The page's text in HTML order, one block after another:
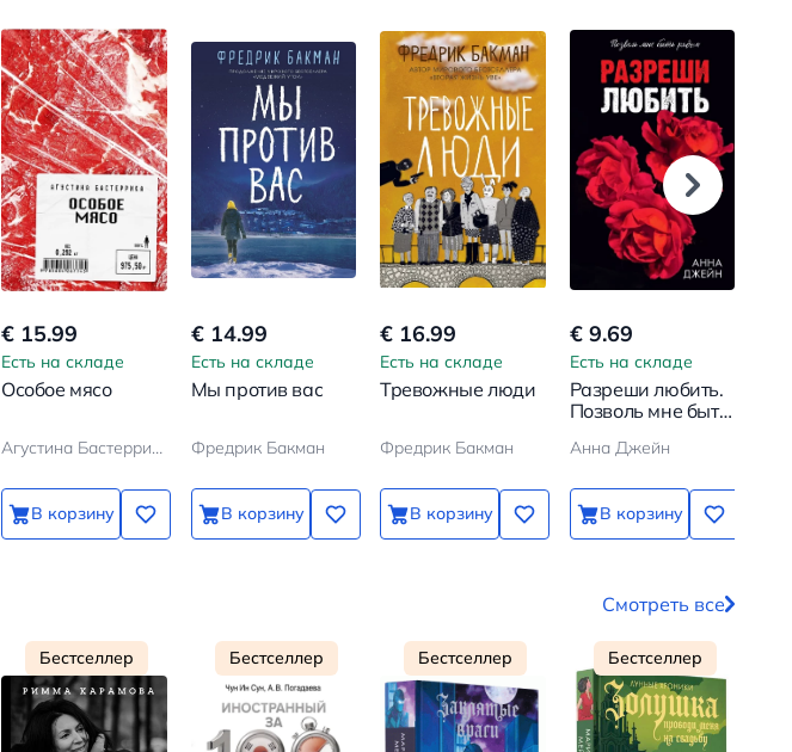
€ 15.99
Есть на складе
Особое мясо
Агустина Бастеррика
В корзину
€ 14.99
Есть на складе
Мы против вас
Фредрик Бакман
В корзину
€ 16.99
Есть на складе
Тревожные люди
Фредрик Бакман
В корзину
€ 9.69
Есть на складе
Разреши любить.
Позволь мне быть
Анна Джейн
В корзину
Смотреть все
Бестселлер Бестселлер Бестселлер Бестселлер